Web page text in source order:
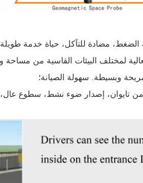
مضادة للتآكل، حياة خدمة طويلة.
وبسيطة. سهولة الصيانة؛